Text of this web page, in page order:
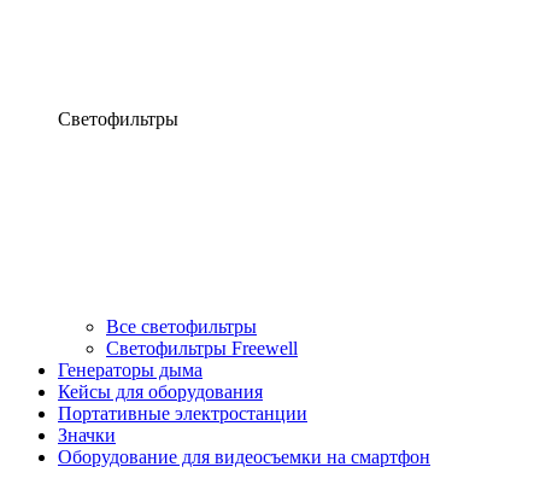
Светофильтры
Все светофильтры
Светофильтры Freewell
Генераторы дыма
Кейсы для оборудования
Портативные электростанции
Значки
Оборудование для видеосъемки на смартфон